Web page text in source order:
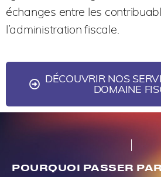
échanges entre les
l’administration fiscale.
DÉCOUVRIR NOS
DOMAINE
POURQUOI PASSER